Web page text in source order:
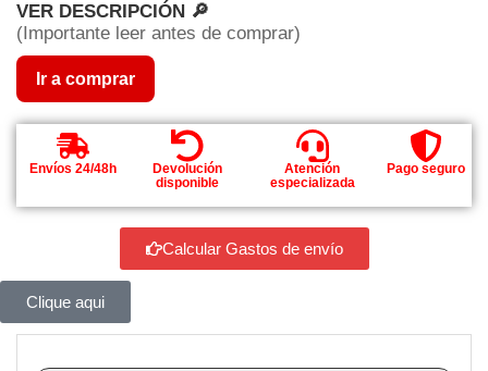
VER DESCRIPCIÓN 🔎
(Importante leer antes de comprar)
Ir a comprar
Envíos 24/48h
Devolución
disponible
Atención
especializada
Pago seguro
Calcular Gastos de envío
Clique aqui